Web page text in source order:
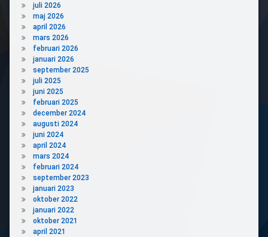
juli 2026
maj 2026
april 2026
mars 2026
februari 2026
januari 2026
september 2025
juli 2025
juni 2025
februari 2025
december 2024
augusti 2024
juni 2024
april 2024
mars 2024
februari 2024
september 2023
januari 2023
oktober 2022
januari 2022
oktober 2021
april 2021